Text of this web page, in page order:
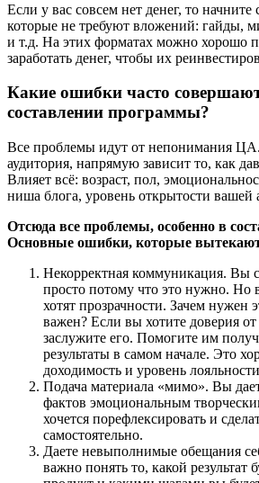
Если у вас совсем нет денег, то начните
которые не требуют вложений: гайды,
и т.д. На этих форматах можно хорошо
заработать денег, чтобы их
Какие ошибки часто
составлении программы?
Все проблемы идут от непонимания
аудитория, напрямую зависит то, как
Влияет всё: возраст, пол,
ниша блога, уровень открытости вашей
Отсюда все проблемы, особенно в
Основные ошибки, которые
Некорректная коммуникация. Вы
просто потому что это нужно. Но
хотят прозрачности. Зачем нужен
важен? Если вы хотите доверия
заслужите его. Помогите им
результаты в самом начале. Это
доходимость и уровень
Подача материала «‎мимо‎». Вы
фактов эмоциональным
хочется порефлексировать и
самостоятельно.
Даете невыполнимые обещания
важно понять то, какой результат